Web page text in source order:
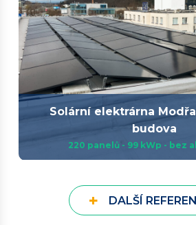
Solární elektrárna
budova
220 panelů - 99 kWp - bez
+ DALŠÍ